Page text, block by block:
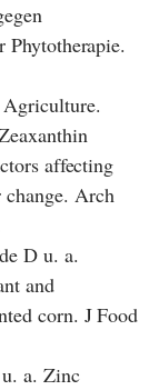
affecting
Arch
D u. a.
and
corn. J Food
a. Zinc